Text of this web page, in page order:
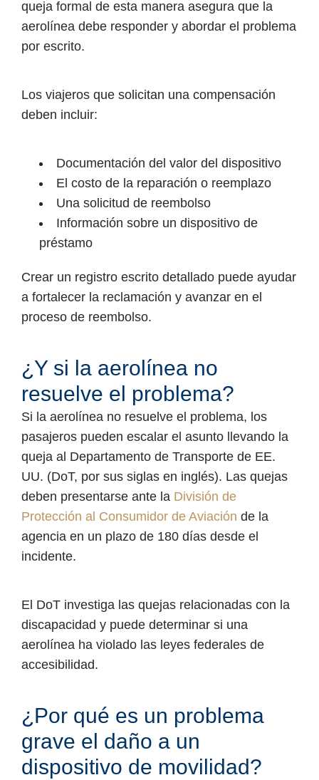
queja formal de esta manera asegura que la
aerolínea debe responder y abordar el problema
por escrito.
Los viajeros que solicitan una compensación
deben incluir:
Documentación del valor del dispositivo
El costo de la reparación o reemplazo
Una solicitud de reembolso
Información sobre un dispositivo de
préstamo
Crear un registro escrito detallado puede ayudar
a fortalecer la reclamación y avanzar en el
proceso de reembolso.
¿Y si la aerolínea no
resuelve el problema?
Si la aerolínea no resuelve el problema, los
pasajeros pueden escalar el asunto llevando la
queja al Departamento de Transporte de EE.
UU. (DoT, por sus siglas en inglés). Las quejas
deben presentarse ante la División de
Protección al Consumidor de Aviación de la
agencia en un plazo de 180 días desde el
incidente.
El DoT investiga las quejas relacionadas con la
discapacidad y puede determinar si una
aerolínea ha violado las leyes federales de
accesibilidad.
¿Por qué es un problema
grave el daño a un
dispositivo de movilidad?